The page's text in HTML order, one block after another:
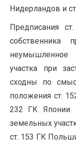
Нидерландов и
Предписания
собственника
неумышленное
участка при
сходны по
положения ст.
232 ГК Японии
земельных
ст. 153 ГК